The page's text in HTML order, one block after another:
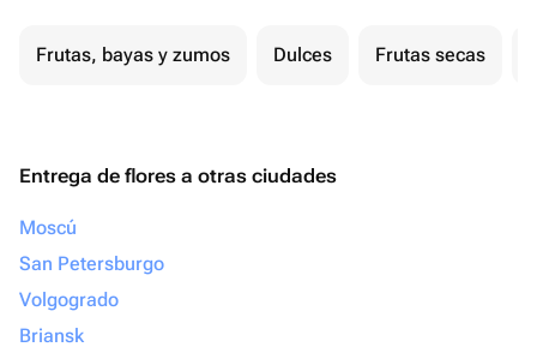
Frutas, bayas y zumos Dulces Frutas secas
Entrega de flores a otras ciudades
Moscú
San Petersburgo
Volgogrado
Briansk